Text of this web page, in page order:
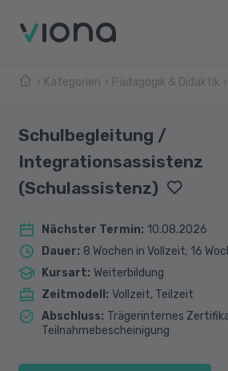
Kategorien Pädagogik & Didaktik
Schulbegleitung /
Integrationsassistenz
(Schulassistenz)
Nächster Termin: 10.08.2026
Dauer: 8 Wochen in Vollzeit; 16
Kursart: Weiterbildung
Zeitmodell : Vollzeit, Teilzeit
Abschluss: Trägerinternes
Teilnahmebescheinigung